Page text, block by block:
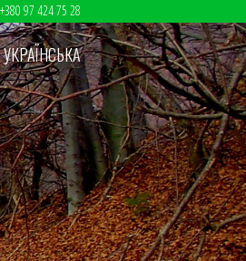
+380 97 424 75 28
УКРАЇНСЬКА